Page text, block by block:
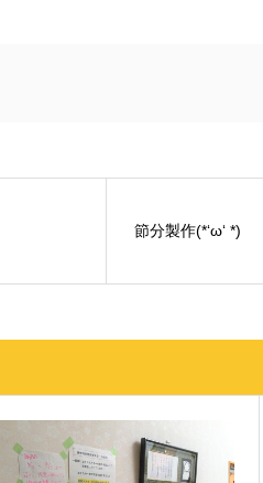
節分製作(*‘ω‘ *)